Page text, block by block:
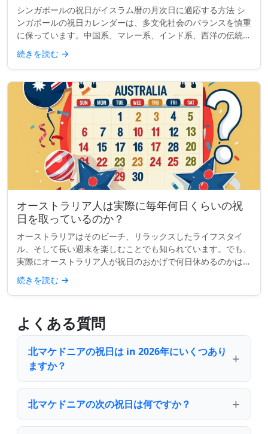
シンガポールの祝日がイスラム暦の月次日に適応する方法 シ
ンガポールの祝日カレンダーは、多文化社会のバランスを慎重
に保っています。中国系、マレー系、インド系、西洋の伝統か
らの主要な祝祭を含み、国の多様性を反映しています。しか
し、2つの祝日—ハ...
続きを読む →
オーストラリア人は実際に毎年何日くらいの祝
日を取っているのか？
オーストラリアはそのビーチ、リラックスしたライフスタイ
ル、そして長い週末を楽しむことでも知られています。でも、
実際にオーストラリア人が祝日のおかげで何日休めるのかはど
うでしょうか？単純な質問のように思えますが、答えは思って
いるほど明確ではあ...
続きを読む →
よくある質問
北マケドニアの祝日は in 2026年にいくつあり
ますか？
北マケドニアの次の祝日は何ですか？